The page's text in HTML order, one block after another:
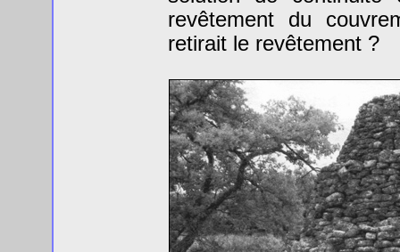
revêtement du
retirait le revêtement ?